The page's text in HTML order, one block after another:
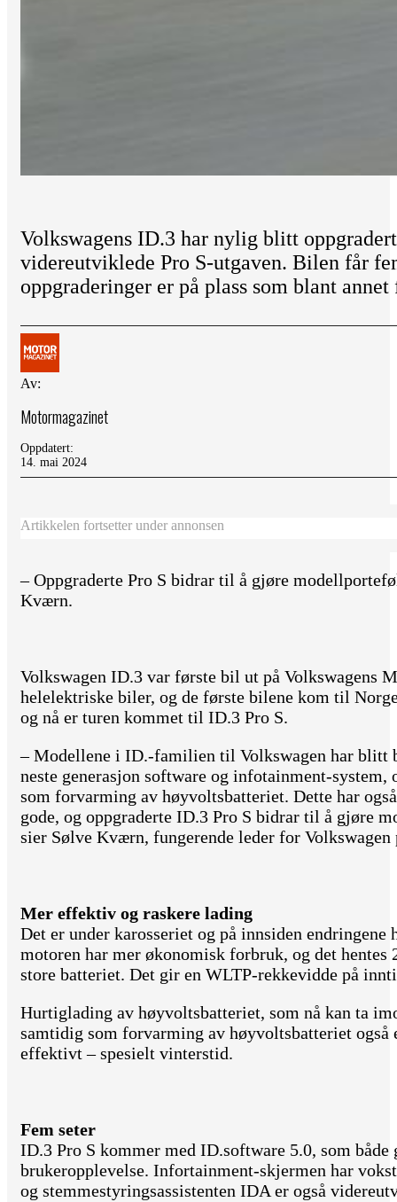
Volkswagens ID.3 har nylig blitt
videreutviklede Pro S-utgaven. Bilen får
oppgraderinger er på plass som blant
Av:
Motormagazinet
Oppdatert:
14. mai 2024
Artikkelen fortsetter under annonsen
– Oppgraderte Pro S bidrar til å gjøre
Kværn.
Volkswagen ID.3 var første bil ut på Volkswagens
helelektriske biler, og de første bilene kom til
og nå er turen kommet til ID.3 Pro S.
– Modellene i ID.-familien til Volkswagen har blitt
neste generasjon software og infotainment-
som forvarming av høyvoltsbatteriet. Dette har
gode, og oppgraderte ID.3 Pro S bidrar til å gjøre
sier Sølve Kværn, fungerende leder for
Mer effektiv og raskere lading
Det er under karosseriet og på innsiden endringene
motoren har mer økonomisk forbruk, og det
store batteriet. Det gir en WLTP-rekkevidde på
Hurtiglading av høyvoltsbatteriet, som nå kan ta
samtidig som forvarming av høyvoltsbatteriet også
effektivt – spesielt vinterstid.
Fem seter
ID.3 Pro S kommer med ID.software 5.0, som både
brukeropplevelse. Infortainment-skjermen har
og stemmestyringsassistenten IDA er også